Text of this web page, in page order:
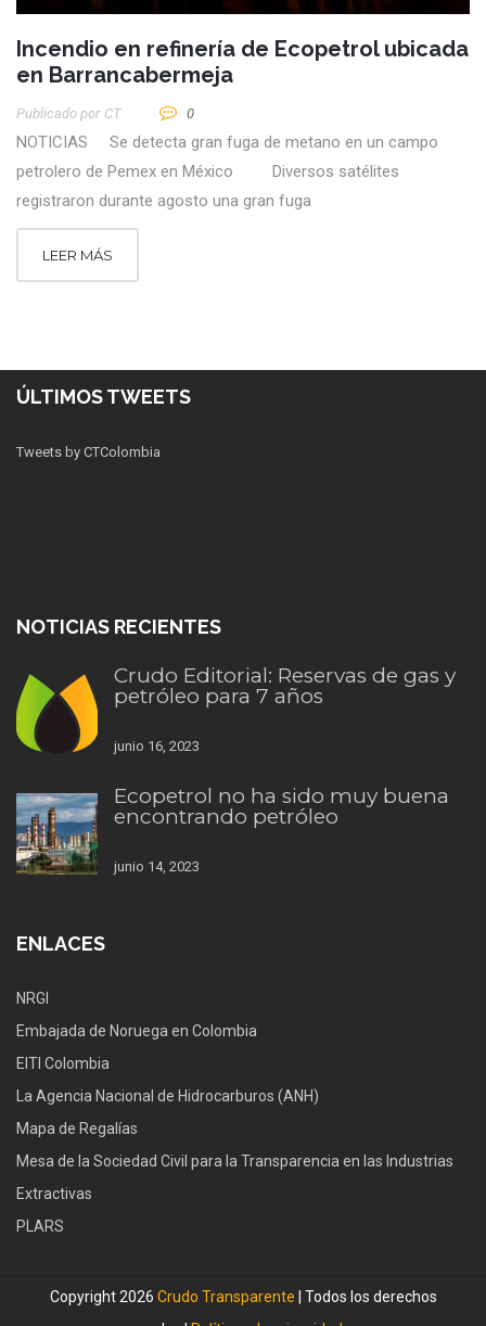
Incendio en refinería de Ecopetrol ubicada
en Barrancabermeja
Publicado por CT 0
NOTICIAS Se detecta gran fuga de metano en un campo
petrolero de Pemex en México Diversos satélites
registraron durante agosto una gran fuga
LEER MÁS
ÚLTIMOS TWEETS
Tweets by CTColombia
NOTICIAS RECIENTES
Crudo Editorial: Reservas de gas y
petróleo para 7 años
junio 16, 2023
Ecopetrol no ha sido muy buena
encontrando petróleo
junio 14, 2023
ENLACES
NRGI
Embajada de Noruega en Colombia
EITI Colombia
La Agencia Nacional de Hidrocarburos (ANH)
Mapa de Regalías
Mesa de la Sociedad Civil para la Transparencia en las Industrias
Extractivas
PLARS
Copyright 2026 Crudo Transparente | Todos los derechos